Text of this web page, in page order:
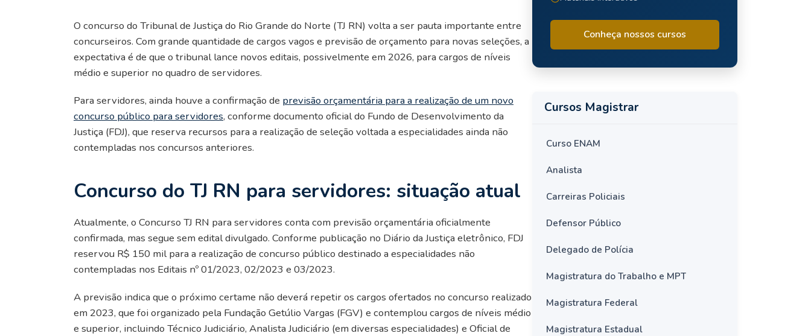
O concurso do Tribunal de Justiça do Rio Grande do Norte (TJ RN) volta a ser pauta importante entre
concurseiros. Com grande quantidade de cargos vagos e previsão de orçamento para novas seleções, a
expectativa é de que o tribunal lance novos editais, possivelmente em 2026, para cargos de níveis
médio e superior no quadro de servidores.
Para servidores, ainda houve a confirmação de previsão orçamentária para a realização de um novo
concurso público para servidores, conforme documento oficial do Fundo de Desenvolvimento da
Justiça (FDJ), que reserva recursos para a realização de seleção voltada a especialidades ainda não
contempladas nos concursos anteriores.
Concurso do TJ RN para servidores: situação atual
Atualmente, o Concurso TJ RN para servidores conta com previsão orçamentária oficialmente
confirmada, mas segue sem edital divulgado. Conforme publicação no Diário da Justiça eletrônico, FDJ
reservou R$ 150 mil para a realização de concurso público destinado a especialidades não
contempladas nos Editais nº 01/2023, 02/2023 e 03/2023.
A previsão indica que o próximo certame não deverá repetir os cargos ofertados no concurso realizado
em 2023, que foi organizado pela Fundação Getúlio Vargas (FGV) e contemplou cargos de níveis médio
e superior, incluindo Técnico Judiciário, Analista Judiciário (em diversas especialidades) e Oficial de
Conheça nossos cursos
Cursos Magistrar
Curso ENAM
Analista
Carreiras Policiais
Defensor Público
Delegado de Polícia
Magistratura do Trabalho e MPT
Magistratura Federal
Magistratura Estadual